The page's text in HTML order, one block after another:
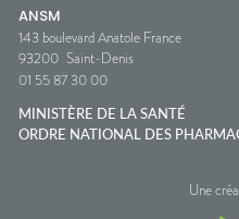
ANSM
143 boulevard Anatole France
93200 Saint-Denis
01 55 87 30 00
MINISTÈRE DE LA SANTÉ
ORDRE NATIONAL DES
Une